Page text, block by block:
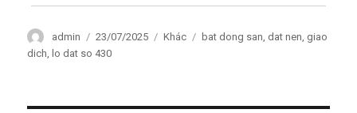
Author
admin
Posted
on
23/07/2025 Categories
Khác Tags
bat dong san, dat nen, giao
dich, lo dat so 430